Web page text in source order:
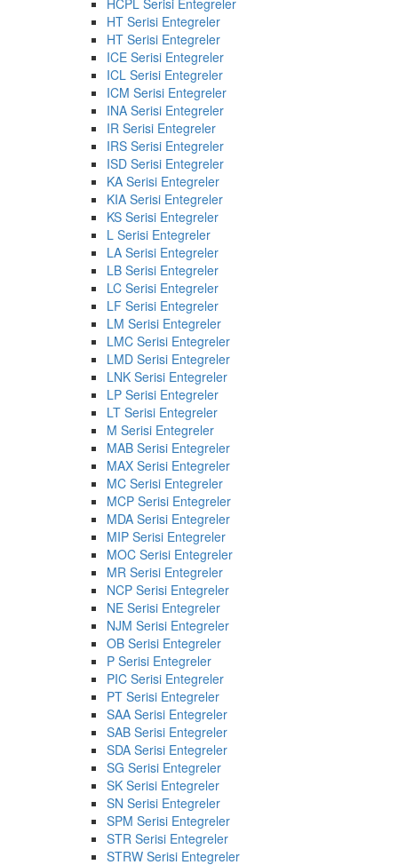
HCPL Serisi Entegreler
HT Serisi Entegreler
HT Serisi Entegreler
ICE Serisi Entegreler
ICL Serisi Entegreler
ICM Serisi Entegreler
INA Serisi Entegreler
IR Serisi Entegreler
IRS Serisi Entegreler
ISD Serisi Entegreler
KA Serisi Entegreler
KIA Serisi Entegreler
KS Serisi Entegreler
L Serisi Entegreler
LA Serisi Entegreler
LB Serisi Entegreler
LC Serisi Entegreler
LF Serisi Entegreler
LM Serisi Entegreler
LMC Serisi Entegreler
LMD Serisi Entegreler
LNK Serisi Entegreler
LP Serisi Entegreler
LT Serisi Entegreler
M Serisi Entegreler
MAB Serisi Entegreler
MAX Serisi Entegreler
MC Serisi Entegreler
MCP Serisi Entegreler
MDA Serisi Entegreler
MIP Serisi Entegreler
MOC Serisi Entegreler
MR Serisi Entegreler
NCP Serisi Entegreler
NE Serisi Entegreler
NJM Serisi Entegreler
OB Serisi Entegreler
P Serisi Entegreler
PIC Serisi Entegreler
PT Serisi Entegreler
SAA Serisi Entegreler
SAB Serisi Entegreler
SDA Serisi Entegreler
SG Serisi Entegreler
SK Serisi Entegreler
SN Serisi Entegreler
SPM Serisi Entegreler
STR Serisi Entegreler
STRW Serisi Entegreler